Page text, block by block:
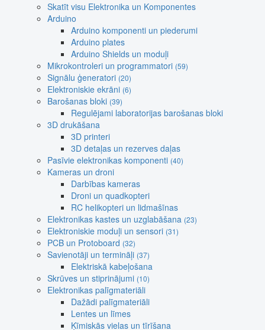
Skatīt visu Elektronika un Komponentes
Arduino
Arduino komponenti un piederumi
Arduino plates
Arduino Shields un moduļi
Mikrokontroleri un programmatori (59)
Signālu ģeneratori (20)
Elektroniskie ekrāni (6)
Barošanas bloki (39)
Regulējami laboratorijas barošanas bloki
3D drukāšana
3D printeri
3D detaļas un rezerves daļas
Pasīvie elektronikas komponenti (40)
Kameras un droni
Darbības kameras
Droni un quadkopteri
RC helikopteri un lidmašīnas
Elektronikas kastes un uzglabāšana (23)
Elektroniskie moduļi un sensori (31)
PCB un Protoboard (32)
Savienotāji un termināļi (37)
Elektriskā kabeļošana
Skrūves un stiprinājumi (10)
Elektronikas palīgmateriāli
Dažādi palīgmateriāli
Lentes un līmes
Ķīmiskās vielas un tīrīšana